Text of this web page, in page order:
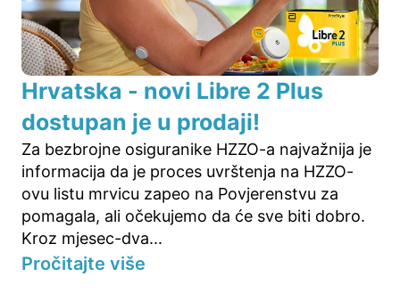
Hrvatska - novi Libre 2 Plus
dostupan je u prodaji!
Za bezbrojne osiguranike HZZO-a najvažnija je
informacija da je proces uvrštenja na HZZO-
ovu listu mrvicu zapeo na Povjerenstvu za
pomagala, ali očekujemo da će sve biti dobro.
Kroz mjesec-dva...
Pročitajte više